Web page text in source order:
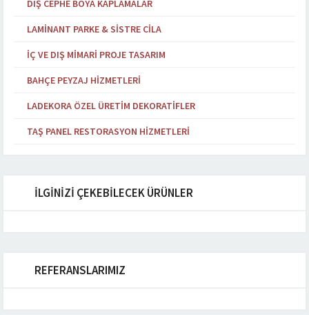
DIŞ CEPHE BOYA KAPLAMALAR
LAMINANT PARKE & SISTRE CILA
İÇ VE DIŞ MIMARI PROJE TASARIM
BAHÇE PEYZAJ HIZMETLERI
LADEKORA ÖZEL ÜRETIM DEKORATIFLER
TAŞ PANEL RESTORASYON HIZMETLERI
İLGİNİZİ ÇEKEBİLECEK ÜRÜNLER
REFERANSLARIMIZ